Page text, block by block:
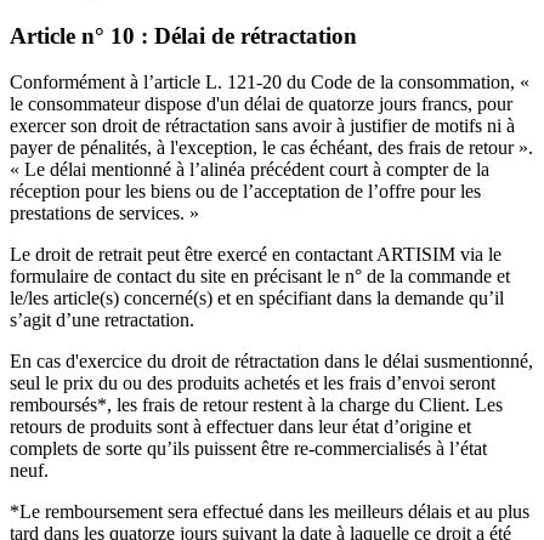
Article n° 10 : Délai de rétractation
Conformément à l’article L. 121-20 du Code de la consommation, «
le consommateur dispose d'un délai de quatorze jours francs, pour
exercer son droit de rétractation sans avoir à justifier de motifs ni à
payer de pénalités, à l'exception, le cas échéant, des frais de retour ».
« Le délai mentionné à l’alinéa précédent court à compter de la
réception pour les biens ou de l’acceptation de l’offre pour les
prestations de services. »
Le droit de retrait peut être exercé en contactant ARTISIM via le
formulaire de contact du site en précisant le n° de la commande et
le/les article(s) concerné(s) et en spécifiant dans la demande qu’il
s’agit d’une retractation.
En cas d'exercice du droit de rétractation dans le délai susmentionné,
seul le prix du ou des produits achetés et les frais d’envoi seront
remboursés*, les frais de retour restent à la charge du Client. Les
retours de produits sont à effectuer dans leur état d’origine et
complets de sorte qu’ils puissent être re-commercialisés à l’état
neuf.
*Le remboursement sera effectué dans les meilleurs délais et au plus
tard dans les quatorze jours suivant la date à laquelle ce droit a été